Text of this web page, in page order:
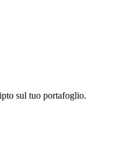
sul tuo portafoglio.